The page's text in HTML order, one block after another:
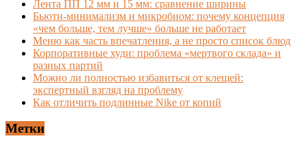
Лента ПП 12 мм и 15 мм: сравнение ширины
Бьюти-минимализм и микробиом: почему концепция
«чем больше, тем лучше» больше не работает
Меню как часть впечатления, а не просто список блюд
Корпоративные худи: проблема «мертвого склада» и
разных партий
Можно ли полностью избавиться от клещей:
экспертный взгляд на проблему
Как отличить подлинные Nike от копий
Метки